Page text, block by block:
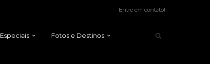
Entre em contato!
Especiais Fotos e Destinos